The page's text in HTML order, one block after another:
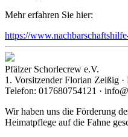
Mehr erfahren Sie hier:
https://
Pfälzer Schorlecrew e.V.
1. Vorsitzender Florian Zeißig
Telefon: 017680754121 ·
Wir haben uns die Förderung
Heimatpflege auf die Fahne